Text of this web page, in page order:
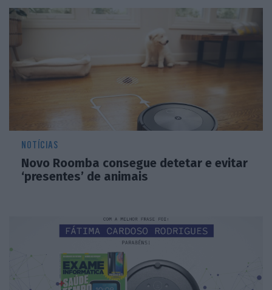
NOTÍCIAS
Novo Roomba consegue detetar e evitar
‘presentes’ de animais